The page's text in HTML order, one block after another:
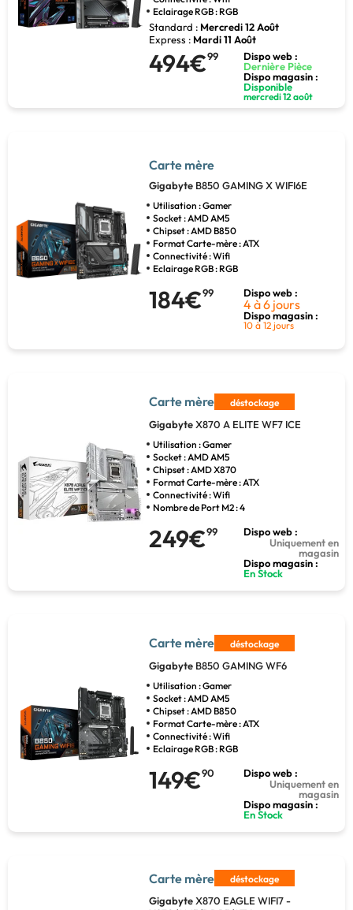
Eclairage RGB : RGB
Standard : Mercredi 12 Août
Express : Mardi 11 Août
494€99
Dispo web :
Dernière Pièce
Dispo magasin :
Disponible
mercredi 12 août
Carte mère
Gigabyte B850 GAMING X WIFI6E
Utilisation : Gamer
Socket : AMD AM5
Chipset : AMD B850
Format Carte-mère : ATX
Connectivité : Wifi
Eclairage RGB : RGB
184€99 Dispo web :
4 à 6 jours
Dispo magasin :
10 à 12 jours
Carte mère déstockage
GigabyteX870 A ELITE WF7 ICE
Utilisation : Gamer
Socket : AMD AM5
Chipset : AMD X870
Format Carte-mère : ATX
Connectivité : Wifi
Nombre de Port M2 : 4
249€99
Dispo web :
Uniquement en
magasin
Dispo magasin :
En Stock
Carte mère déstockage
Gigabyte B850 GAMING WF6
Utilisation : Gamer
Socket : AMD AM5
Chipset : AMD B850
Format Carte-mère : ATX
Connectivité : Wifi
Eclairage RGB : RGB
149€90
Dispo web :
Uniquement en
magasin
Dispo magasin :
En Stock
Carte mère déstockage
GigabyteX870 EAGLE WIFI7 -